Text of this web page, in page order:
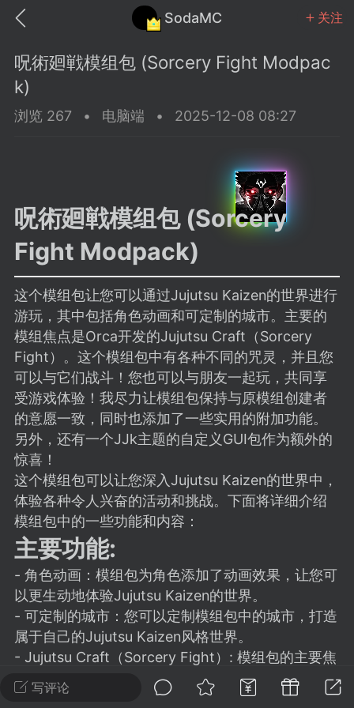
SodaMC 关注
教程 材质
潮涌核心
永久赞助者
11-27 02:06
电脑端 社区规则
议贴】SodaMC 的改进与建议 🧃
社区的建议&反馈板块，欢迎每
在这里畅所欲言，提出你对 社区功能、
、管理方式等方面 的任何想法！...
11 5.9k
潮涌核心
24 23:37
电脑端 整合包分享
主页反馈贴
反馈你遇到的问题 以及 你期望的功能等
不方便可尝试通过邮箱与作者进行反馈
写评论
呪術廻戦模组包 (Sorcery Fight Modpac
k)
浏览 267 • 电脑端 • 2025-12-08 08:27
呪術廻戦模组包 (Sorcery
Fight Modpack)
这个模组包让您可以通过Jujutsu Kaizen的世界进行
游玩，其中包括角色动画和可定制的城市。主要的
模组焦点是Orca开发的Jujutsu Craft（Sorcery
Fight）。这个模组包中有各种不同的咒灵，并且您
可以与它们战斗！您也可以与朋友一起玩，共同享
受游戏体验！我尽力让模组包保持与原模组创建者
的意愿一致，同时也添加了一些实用的附加功能。
另外，还有一个JJk主题的自定义GUI包作为额外的
惊喜！
这个模组包可以让您深入Jujutsu Kaizen的世界中，
体验各种令人兴奋的活动和挑战。下面将详细介绍
模组包中的一些功能和内容：
主要功能:
- 角色动画：模组包为角色添加了动画效果，让您可
以更生动地体验Jujutsu Kaizen的世界。
- 可定制的城市：您可以定制模组包中的城市，打造
属于自己的Jujutsu Kaizen风格世界。
- Jujutsu Craft（Sorcery Fight）: 模组包的主要焦
点是Jujutsu Craft (Sorcery Fight)，让您可以体验
真实的战斗感觉，并面对各种不同的咒灵挑战。